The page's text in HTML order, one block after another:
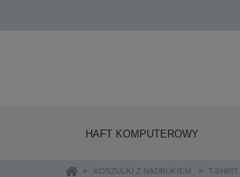
HAFT KOMPUTEROWY
» KOSZULKI Z NADRUKIEM » T-SHIRT